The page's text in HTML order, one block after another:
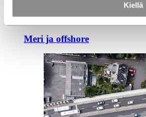
Kiellä
Meri ja offshore